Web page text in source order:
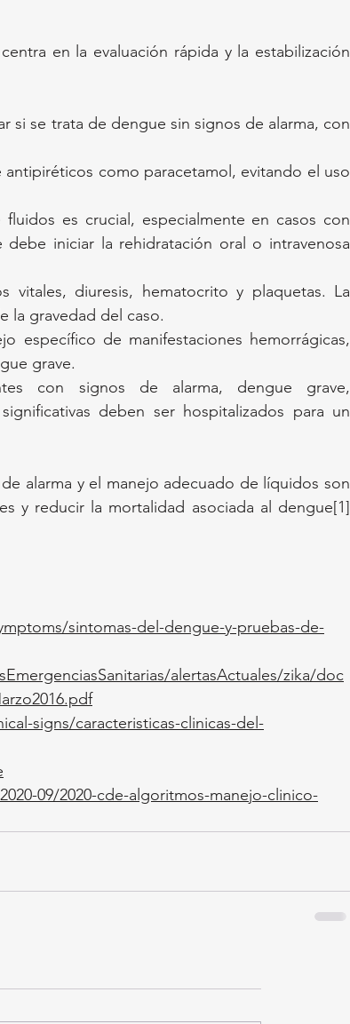
en la evaluación rápida y la estabilización
si se trata de dengue sin signos de alarma, con
como paracetamol, evitando el uso
fluidos es crucial, especialmente en casos con
iniciar la rehidratación oral o intravenosa
vitales, diuresis, hematocrito y plaquetas. La
la gravedad del caso.
específico de manifestaciones hemorrágicas,
grave.
con signos de alarma, dengue grave,
deben ser hospitalizados para un
alarma y el manejo adecuado de líquidos son
y reducir la mortalidad asociada al dengue[1]
sintomas-del-dengue-y-pruebas-de-
alertasActuales/zika/doc
signs/caracteristicas-clinicas-del-
09/2020-cde-algoritmos-manejo-clinico-